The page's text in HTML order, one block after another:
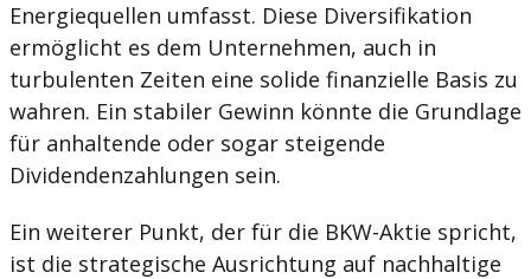
Energiequellen umfasst. Diese Diversifikation
ermöglicht es dem Unternehmen, auch in
turbulenten Zeiten eine solide finanzielle Basis zu
wahren. Ein stabiler Gewinn könnte die Grundlage
für anhaltende oder sogar steigende
Dividendenzahlungen sein.
Ein weiterer Punkt, der für die BKW-Aktie spricht,
ist die strategische Ausrichtung auf nachhaltige